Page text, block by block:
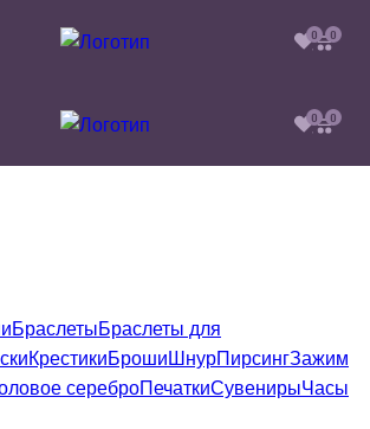
0 0
0 0
БраслетыБраслеты для
КрестикиБроши ШнурПирсингЗажим
сереброПечаткиСувенирыЧасы